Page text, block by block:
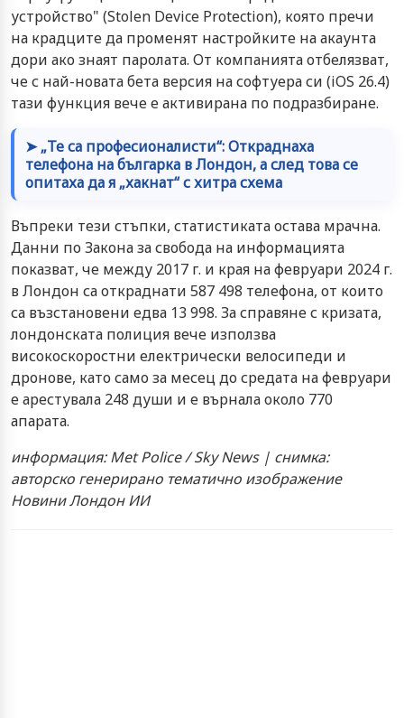
устройство" (Stolen Device Protection), която пречи
на крадците да променят настройките на акаунта
дори ако знаят паролата. От компанията отбелязват,
че с най-новата бета версия на софтуера си (iOS 26.4)
тази функция вече е активирана по подразбиране.
➤ „Те са професионалисти“: Откраднаха
телефона на българка в Лондон, а след това се
опитаха да я „хакнат“ с хитра схема
Въпреки тези стъпки, статистиката остава мрачна.
Данни по Закона за свобода на информацията
показват, че между 2017 г. и края на февруари 2024 г.
в Лондон са откраднати 587 498 телефона, от които
са възстановени едва 13 998. За справяне с кризата,
лондонската полиция вече използва
високоскоростни електрически велосипеди и
дронове, като само за месец до средата на февруари
е арестувала 248 души и е върнала около 770
апарата.
информация: Met Police / Sky News | снимка:
авторско генерирано тематично изображение
Новини Лондон ИИ